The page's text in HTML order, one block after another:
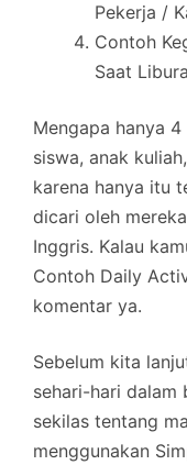
Pekerja /
Contoh
Saat
Mengapa hanya
siswa, anak
karena hanya itu
dicari oleh
Inggris. Kalau
Contoh Daily
komentar ya.
Sebelum kita
sehari-hari dalam
sekilas tentang
menggunakan